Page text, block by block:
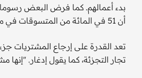
بدء أعمالهم. كما فرض البعض رسوما
أن 51 في المائة من المتسوقات في مجال الأزياء اخترن متاجر تجزئة لا تتقاضى رسوما مقابل الإرجاع.
تعد القدرة على إرجاع المشتريات
تجار التجزئة، كما يقول إدغار.